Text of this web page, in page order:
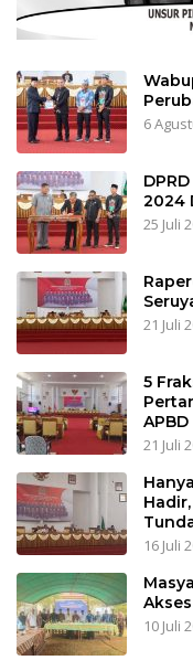
6
2024
25 Juli
21 Juli
5
21 Juli
16 Juli
10 Juli